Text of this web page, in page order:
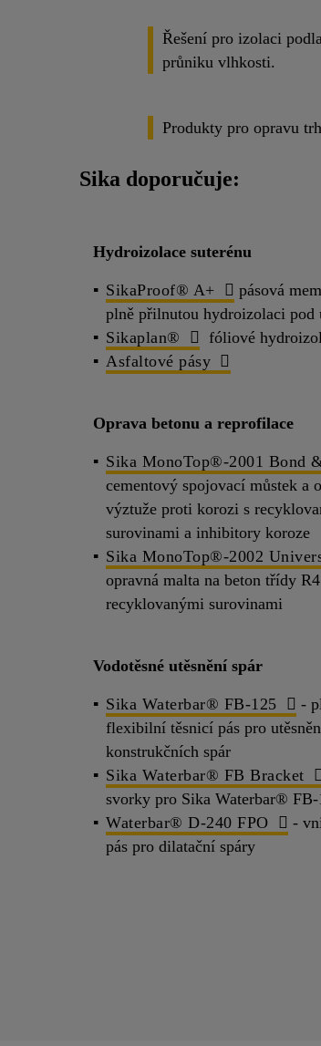
Řešení pro izolaci
průniku vlhkosti.
Produkty pro opravu
Sika doporučuje:
Hydroizolace suterénu
SikaProof® A+
pásová
plně přilnutou hydroizolaci pod
Sikaplan®
fóliové
Asfaltové pásy
Oprava betonu a reprofilace
Sika MonoTop®-2001 Bond
cementový spojovací můstek a
výztuže proti korozi s
surovinami a inhibitory koroze
Sika MonoTop®-2002
opravná malta na beton třídy
recyklovanými surovinami
Vodotěsné utěsnění spár
Sika Waterbar® FB-125
-
flexibilní těsnicí pás pro
konstrukčních spár
Sika Waterbar® FB Bracket
svorky pro Sika Waterbar® FB-
Waterbar® D-240 FPO
-
pás pro dilatační spáry